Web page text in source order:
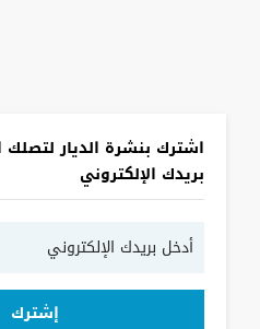
اشترك بنشرة الديار لتصلك
بريدك الإلكتروني
إشترك